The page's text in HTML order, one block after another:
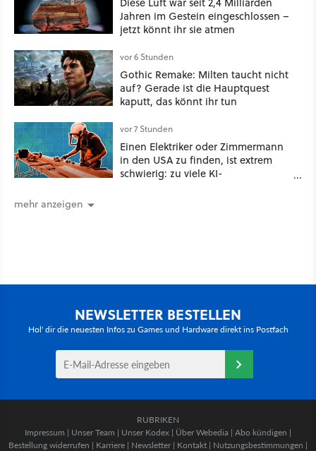
Jahren im Gestein eingeschlossen –
jetzt könnt ihr sie atmen
vor 6 Stunden
Gothic Remake: Milten taucht nicht
auf? Gerade ist die Hauptquest
kaputt, das könnt ihr tun
vor 7 Stunden
Einen Elektriker oder Zimmermann
in den USA zu finden, ist extrem
schwierig: zu viele KI-
mehr anzeigen
NEWSLETTER BESTELLEN
Hol' dir die neuesten Infos zu Games und Hardware direkt ins Postfach
RUBRIKEN
Impressum | Unser Team | Unser Kodex | Über Webedia | Abo kündigen |
Bestellung widerrufen | Karriere | Newsletter | Kontakt | Nutzungsbestimmungen |